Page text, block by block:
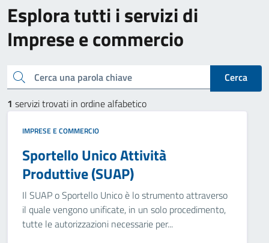
Esplora tutti i servizi di
Imprese e commercio
Cerca una parola chiave
Cerca
1 servizi trovati in ordine alfabetico
IMPRESE E COMMERCIO
Sportello Unico Attività
Produttive (SUAP)
Il SUAP o Sportello Unico è lo strumento attraverso
il quale vengono unificate, in un solo procedimento,
tutte le autorizzazioni necessarie per...